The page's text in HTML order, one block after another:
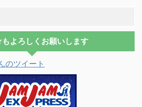
よろしくお願いします
のツイート